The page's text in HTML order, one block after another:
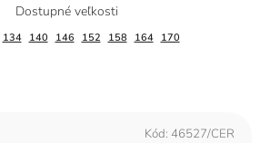
134 140 146 152 158 164 170
Kód: 46527/CER